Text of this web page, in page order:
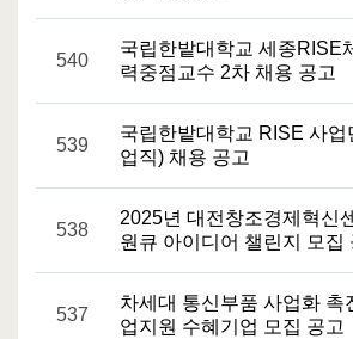
540
국립한밭대학교 세종RISE
력중점교수 2차 채용 공고
539
국립한밭대학교 RISE 사업
업직) 채용 공고
538
2025년 대전창조경제혁신
원큐 아이디어 챌린지 모집
537
차세대 통신부품 사업화 촉
업지원 수혜기업 모집 공고